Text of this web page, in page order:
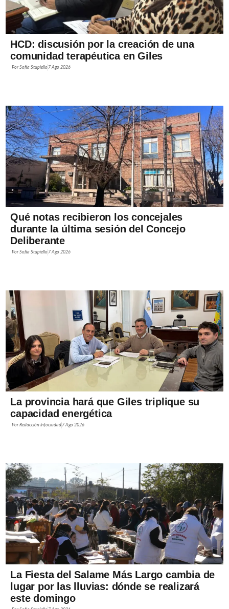
HCD: discusión por la creación de una
comunidad terapéutica en Giles
PorSofía Stupiello 7 Ago 2026
Qué notas recibieron los concejales
durante la última sesión del Concejo
Deliberante
PorSofía Stupiello 7 Ago 2026
La provincia hará que Giles triplique su
capacidad energética
PorRedacción Infociudad 7 Ago 2026
La Fiesta del Salame Más Largo cambia de
lugar por las lluvias: dónde se realizará
este domingo